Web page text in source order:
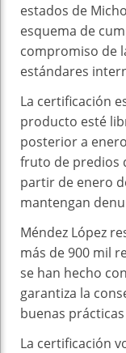
estados de
esquema de
compromiso de
estándares
La certificación
producto esté
posterior a
fruto de predios
partir de enero
mantengan
Méndez López
más de 900 mil
se han hecho
garantiza la
buenas
La certificación